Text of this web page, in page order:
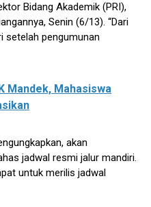
Bidang Akademik (PRI),
Senin (6/13). “Dari
setelah pengumunan
Mandek, Mahasiswa
akan
jadwal resmi jalur mandiri.
untuk merilis jadwal